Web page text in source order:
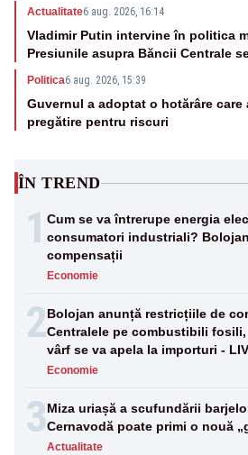
Actualitate6 aug. 2026, 16:14
Vladimir Putin intervine în politica
Presiunile asupra Băncii Centrale
Politica6 aug. 2026, 15:39
Guvernul a adoptat o hotărâre
pregătire pentru riscuri
ÎN TREND
1 Cum se va întrerupe energia
consumatori industriali?
compensații
Economie
2Bolojan anunță restricțiile de
Centralele pe combustibili
vârf se va apela la importuri -
Economie
3Miza uriașă a scufundării
Cernavodă poate primi o nouă
Actualitate